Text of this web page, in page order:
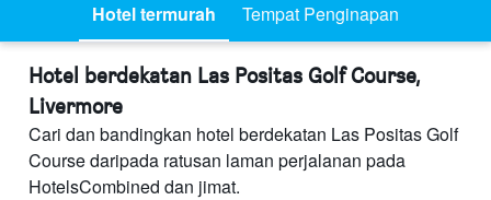
Hotel termurah Tempat Penginapan
Hotel berdekatan Las Positas Golf Course,
Livermore
Cari dan bandingkan hotel berdekatan Las Positas Golf
Course daripada ratusan laman perjalanan pada
HotelsCombined dan jimat.